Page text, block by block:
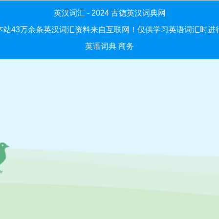
英汉词汇 - 2024 古德英汉词典网
站43万余条英汉词汇资料来自互联网！仅供学习英语词汇时进
英语词典 商务